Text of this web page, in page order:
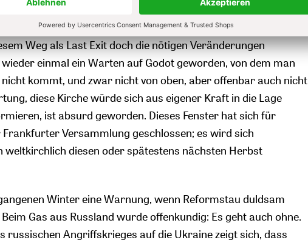
Praktizierten nachhinken können. Mit Nonchalance setzte sich
Hinhaltens und Verschiebens in Szene. Aus den vielen
Weg als Last Exit doch die nötigen Veränderungen
einmal ein Warten auf Godot geworden, von dem man
kommt, und zwar nicht von oben, aber offenbar auch nicht
diese Kirche würde sich aus eigener Kraft in die Lage
ist absurd geworden. Dieses Fenster hat sich für
Versammlung geschlossen; es wird sich
weltkirchlich diesen oder spätestens nächsten Herbst
Winter eine Warnung, wenn Reformstau duldsam
Gas aus Russland wurde offenkundig: Es geht auch ohne.
russischen Angriffskrieges auf die Ukraine zeigt sich, dass